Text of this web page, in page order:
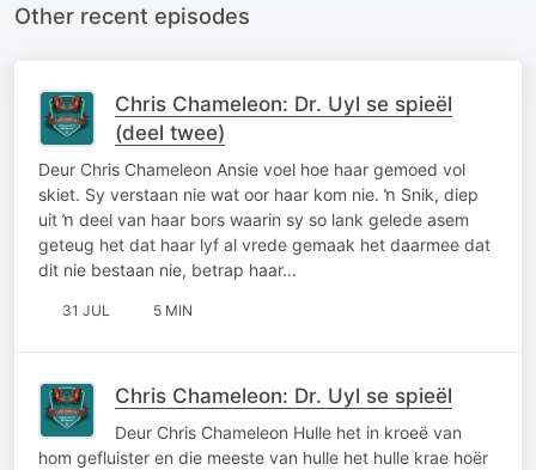
Other recent episodes
Chris Chameleon: Dr. Uyl se spieël
(deel twee)
Deur Chris Chameleon Ansie voel hoe haar gemoed vol
skiet. Sy verstaan nie wat oor haar kom nie. ŉ Snik, diep
uit ŉ deel van haar bors waarin sy so lank gelede asem
geteug het dat haar lyf al vrede gemaak het daarmee dat
dit nie bestaan nie, betrap haar…
31 JUL 5 MIN
Chris Chameleon: Dr. Uyl se spieël
Deur Chris Chameleon Hulle het in kroeë van
hom gefluister en die meeste van hulle het hulle krae hoër